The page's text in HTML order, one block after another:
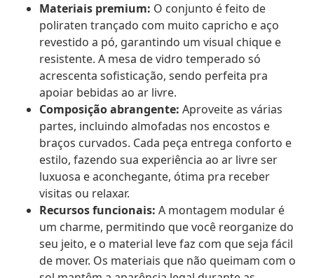
Materiais premium: O conjunto é feito de
poliraten trançado com muito capricho e aço
revestido a pó, garantindo um visual chique e
resistente. A mesa de vidro temperado só
acrescenta sofisticação, sendo perfeita pra
apoiar bebidas ao ar livre.
Composição abrangente: Aproveite as várias
partes, incluindo almofadas nos encostos e
braços curvados. Cada peça entrega conforto e
estilo, fazendo sua experiência ao ar livre ser
luxuosa e aconchegante, ótima pra receber
visitas ou relaxar.
Recursos funcionais: A montagem modular é
um charme, permitindo que você reorganize do
seu jeito, e o material leve faz com que seja fácil
de mover. Os materiais que não queimam com o